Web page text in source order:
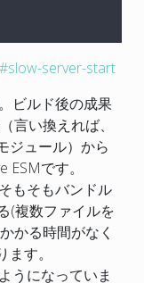
server-start
ビルド後の成果
言い換えれば、
ジュール）から
です。
もそもバンドル
(複数ファイルを
かる時間がなく
す。
うになっていま